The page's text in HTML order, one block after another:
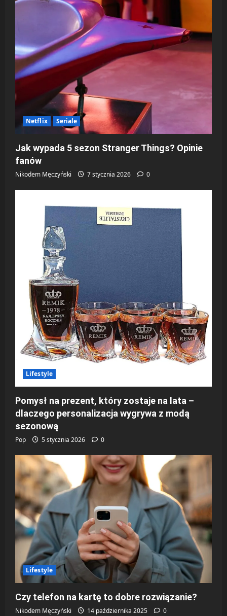
Netflix Seriale
Jak wypada 5 sezon Stranger Things? Opinie
fanów
Nikodem Męczyński 7 stycznia 2026 0
Lifestyle
Pomysł na prezent, który zostaje na lata –
dlaczego personalizacja wygrywa z modą
sezonową
Pop 5 stycznia 2026 0
Lifestyle
Czy telefon na kartę to dobre rozwiązanie?
Nikodem Męczyński 14 października 2025 0